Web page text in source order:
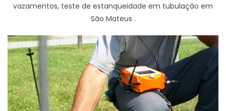
vazamentos, teste de estanqueidade em tubulação em
São Mateus .